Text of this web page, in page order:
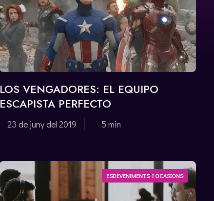
LOS VENGADORES: EL EQUIPO
ESCAPISTA PERFECTO
23 de juny del 2019 5 min
ESDEVENIMENTS I OCASIONS